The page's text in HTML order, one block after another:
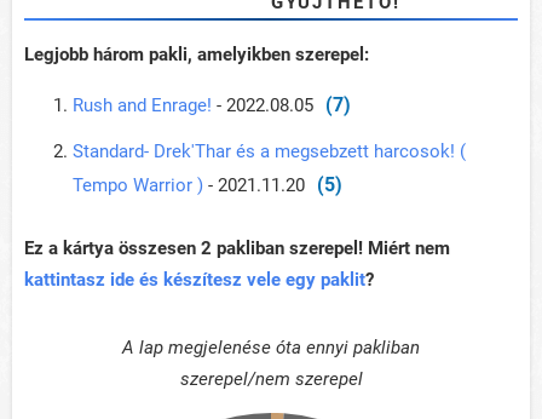
Legjobb három pakli, amelyikben szerepel:
Rush and Enrage! - 2022.08.05 (7)
Standard- Drek'Thar és a megsebzett harcosok! (
Tempo Warrior ) - 2021.11.20 (5)
Ez a kártya összesen 2 pakliban szerepel! Miért nem
kattintasz ide és készítesz vele egy paklit?
A lap megjelenése óta ennyi pakliban
szerepel/nem szerepel